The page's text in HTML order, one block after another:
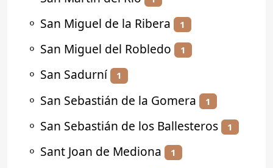
⚬ San Miguel de la Ribera 1
⚬ San Miguel del Robledo 1
⚬ San Sadurní 1
⚬ San Sebastián de la Gomera 1
⚬ San Sebastián de los Ballesteros 1
⚬ Sant Joan de Mediona 1